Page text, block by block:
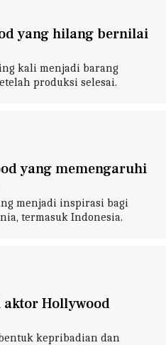
yang hilang bernilai
kali menjadi barang
produksi selesai.
yang memengaruhi
menjadi inspirasi bagi
termasuk Indonesia.
aktor Hollywood
kepribadian dan